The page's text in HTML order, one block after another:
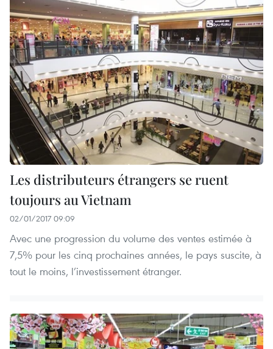
Les distributeurs étrangers se ruent
toujours au Vietnam
02/01/2017 09:09
Avec une progression du volume des ventes estimée à
7,5% pour les cinq prochaines années, le pays suscite, à
tout le moins, l’investissement étranger.